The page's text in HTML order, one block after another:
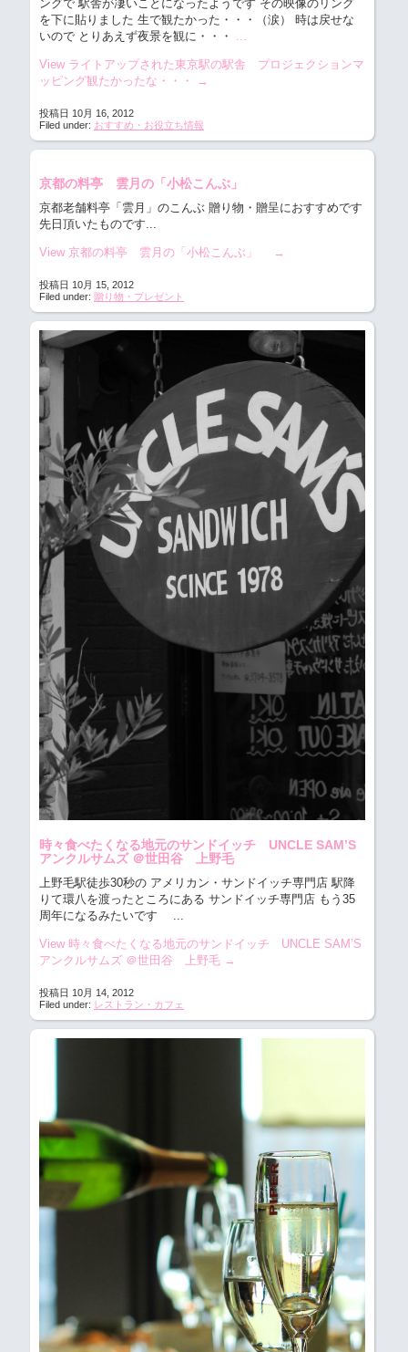
ングで 駅舎が凄いことになったようです その映像のリング
を下に貼りました 生で観たかった・・・（涙） 時は戻せな
いので とりあえず夜景を観に・・・
View ライトアップされた東京駅の駅舎 プロジェクションマ
ッピング観たかったな・・・
→
投稿日 10月 16, 2012
Filed under: おすすめ・お役立ち情報
京都の料亭 雲月の「小松こんぶ」
京都老舗料亭「雲月」のこんぶ 贈り物・贈呈におすすめです
先日頂いたものです...
View 京都の料亭 雲月の「小松こんぶ」 →
投稿日 10月 15, 2012
Filed under: 贈り物・プレゼント
時々食べたくなる地元のサンドイッチ UNCLE SAM’S
アンクルサムズ ＠世田谷 上野毛
上野毛駅徒歩30秒の アメリカン・サンドイッチ専門店駅降
りて環八を渡ったところにある サンドイッチ専門店 もう35
周年になるみたいです ...
View 時々食べたくなる地元のサンドイッチ UNCLE SAM’S
アンクルサムズ ＠世田谷 上野毛 →
投稿日 10月 14, 2012
Filed under: レストラン・カフェ